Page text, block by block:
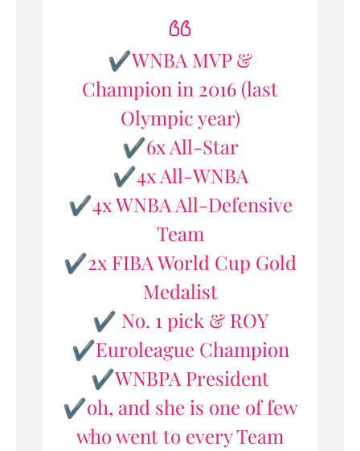
✔️WNBA MVP &
Champion in 2016 (last
Olympic year)
✔️6x All-Star
✔️4x All-WNBA
✔️4x WNBA All-Defensive
Team
✔️2x FIBA World Cup Gold
Medalist
✔️ No. 1 pick & ROY
✔️Euroleague Champion
✔️WNBPA President
✔️oh, and she is one of few
who went to every Team